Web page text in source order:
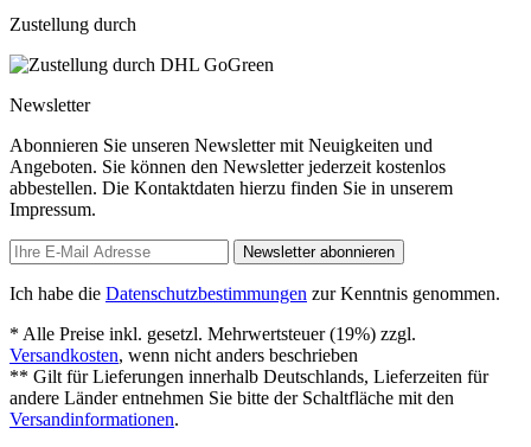
Zustellung durch
Newsletter
Abonnieren Sie unseren Newsletter mit Neuigkeiten und
Angeboten. Sie können den Newsletter jederzeit kostenlos
abbestellen. Die Kontaktdaten hierzu finden Sie in unserem
Impressum.
Newsletter abonnieren
Ich habe die Datenschutzbestimmungen zur Kenntnis genommen.
* Alle Preise inkl. gesetzl. Mehrwertsteuer (19%) zzgl.
Versandkosten, wenn nicht anders beschrieben
** Gilt für Lieferungen innerhalb Deutschlands, Lieferzeiten für
andere Länder entnehmen Sie bitte der Schaltfläche mit den
Versandinformationen.